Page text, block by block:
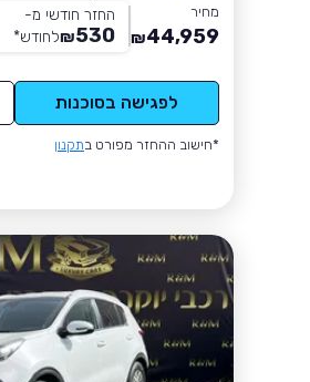
מחיר
44,959
₪
החזר חודשי מ-
530
₪לחודש*
לפגישה בסוכנות
*חישוב ההחזר מפורט בתקנון